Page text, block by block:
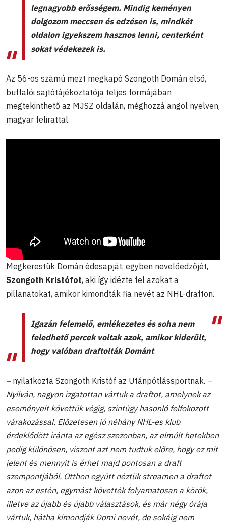
legnagyobb erősségem. Mindig keményen
dolgozom meccsen és edzésen is, mindkét
oldalon igyekszem hasznos lenni, centerként
sokat védekezek is.
Az 56-os számú mezt megkapó Szongoth Domán első,
buffalói sajtótájékoztatója teljes formájában
megtekinthető az MJSZ oldalán, méghozzá angol nyelven,
magyar felirattal.
Megkerestük Domán édesapját, egyben nevelőedzőjét,
Szongoth Kristófot, aki így idézte fel azokat a
pillanatokat, amikor kimondták fia nevét az NHL-drafton.
Igazán felemelő, emlékezetes és soha nem
feledhető percek voltak azok, amikor kiderült,
hogy valóban draftolták Dománt
– nyilatkozta Szongoth Kristóf az Utánpótlássportnak. –
Nyilván, nagyon izgatottan vártuk a draftot, amelynek az
eseményeit követtük végig, szintúgy hasonló felfokozott
várakozással. Előzetesen jó néhány NHL-es klub
érdeklődött iránta az egész szezonban, az elmúlt hetekben
pedig különösen, viszont azt nem tudtuk előre, hogy ez mit
jelent és mennyit is érhet majd pontosan a draft
szempontjából. Otthon együtt néztük streamen a draftot
azon az estén, egymást követték folyamatosan a körök,
illetve az újabb és újabb választások, és már négy órája
vártuk, hátha kimondják Domi nevét, de sokáig nem